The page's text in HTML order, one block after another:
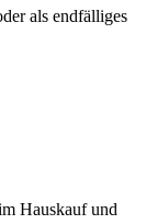
als endfälliges
Hauskaufund